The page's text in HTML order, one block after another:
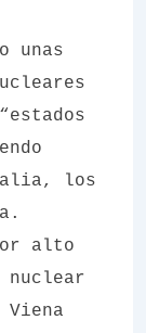
unas
los
alto
nuclear
Viena